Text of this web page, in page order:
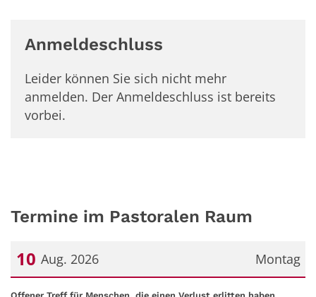
Anmeldeschluss
Leider können Sie sich nicht mehr
anmelden. Der Anmeldeschluss ist bereits
vorbei.
Termine im Pastoralen Raum
Montag
10 Aug. 2026
Datum: 10. August 2026